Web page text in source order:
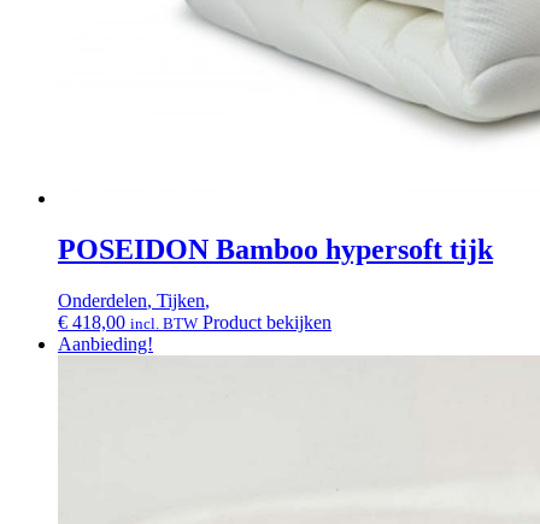
POSEIDON Bamboo hypersoft tijk
Onderdelen, Tijken,
€ 418,00 incl. BTW Product bekijken
Aanbieding!